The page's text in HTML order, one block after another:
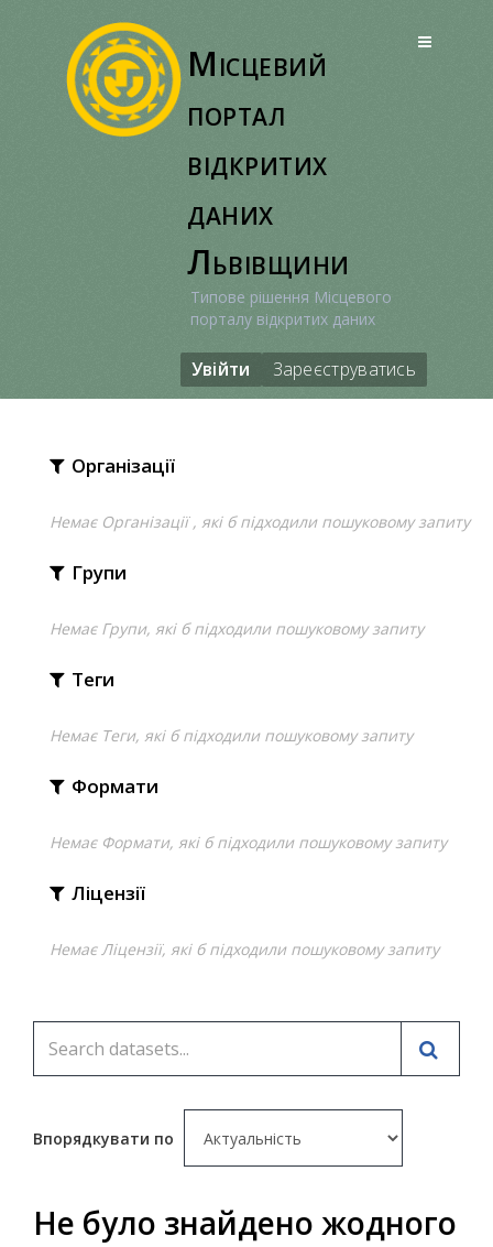
Місцевий
портал
відкритих
даних
Львівщини
Типове рішення Місцевого
порталу відкритих даних
Увійти Зареєструватись
Організації
Немає Організації , які б підходили пошуковому запиту
Групи
Немає Групи, які б підходили пошуковому запиту
Теги
Немає Теги, які б підходили пошуковому запиту
Формати
Немає Формати, які б підходили пошуковому запиту
Ліцензії
Немає Ліцензії, які б підходили пошуковому запиту
Впорядкувати по
Не було знайдено жодного